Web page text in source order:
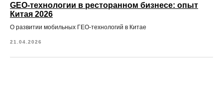
GEO-технологии в ресторанном бизнесе: опыт
Китая 2026
О развитии мобильных ГЕО-технологий в Китае
21.04.2026